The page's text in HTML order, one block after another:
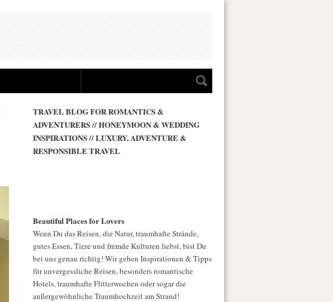
TRAVEL BLOG FOR ROMANTICS &
ADVENTURERS // HONEYMOON & WEDDING
INSPIRATIONS // LUXURY, ADVENTURE &
RESPONSIBLE TRAVEL
Beautiful Places for Lovers
Wenn Du das Reisen, die Natur, traumhafte Strände,
gutes Essen, Tiere und fremde Kulturen liebst, bist Du
bei uns genau richtig! Wir geben Inspirationen & Tipps
für unvergessliche Reisen, besonders romantische
Hotels, traumhafte Flitterwochen oder sogar die
außergewöhnliche Traumhochzeit am Strand!